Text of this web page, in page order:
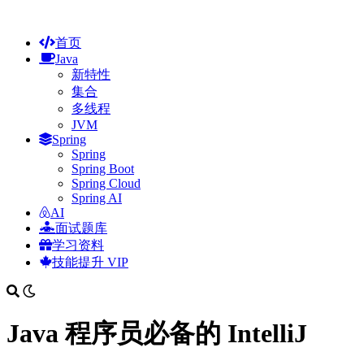
首页
Java
新特性
集合
多线程
JVM
Spring
Spring
Spring Boot
Spring Cloud
Spring AI
AI
面试题库
学习资料
技能提升 VIP
Java 程序员必备的 IntelliJ